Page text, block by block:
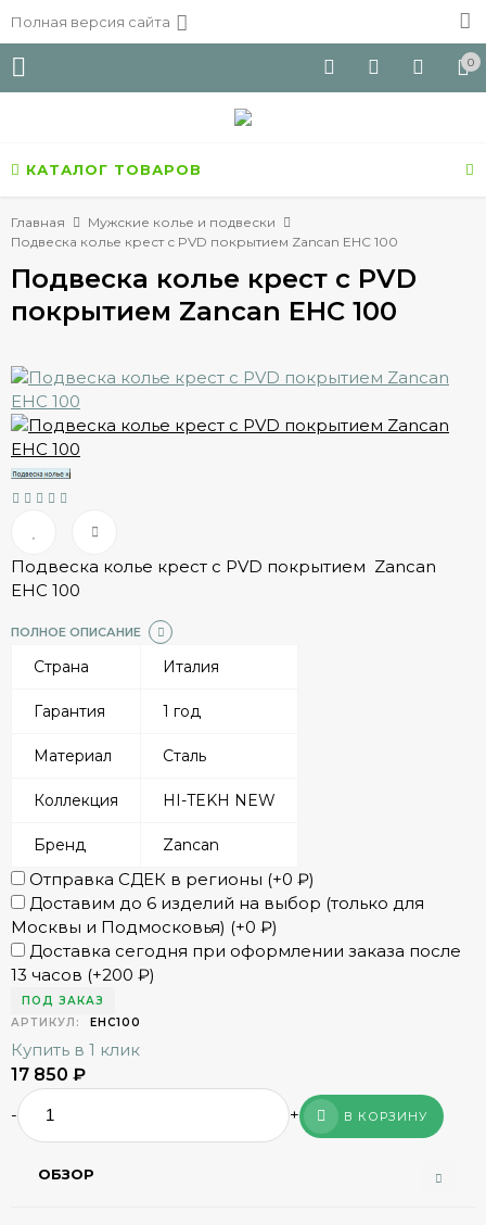
Полная версия сайта
0
КАТАЛОГ ТОВАРОВ
Главная
Мужские колье и подвески
Подвеска колье крест с PVD покрытием Zancan EHC 100
Подвеска колье крест с PVD
покрытием Zancan EHC 100
Подвеска колье крест с PVD покрытием Zancan
EHC 100
ПОЛНОЕ ОПИСАНИЕ
Страна Италия
Гарантия 1 год
Материал Сталь
Коллекция HI-TEKH NEW
Бренд Zancan
Отправка СДЕК в регионы (+0 ₽)
Доставим до 6 изделий на выбор (только для
Москвы и Подмосковья) (+0 ₽)
Доставка сегодня при оформлении заказа после
13 часов (+200 ₽)
ПОД ЗАКАЗ
АРТИКУЛ:
EHC100
Купить в 1 клик
17 850 ₽
-
+ В КОРЗИНУ
ОБЗОР